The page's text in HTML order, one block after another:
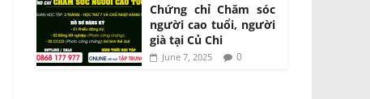
Chứng chỉ Chăm sóc
người cao tuổi, người
già tại Củ Chi
June 7, 2025 0